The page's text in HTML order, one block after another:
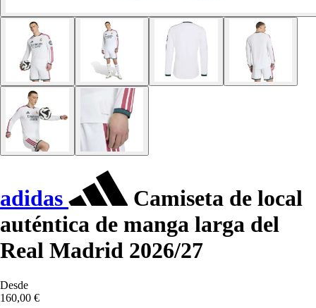
adidas
Camiseta de local
auténtica de manga larga del
Real Madrid 2026/27
Desde
160,00 €